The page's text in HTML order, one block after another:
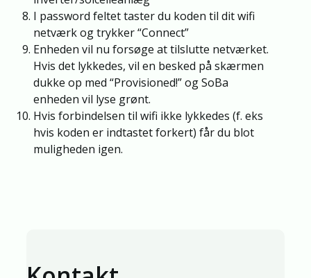
I password feltet taster du koden til dit wifi
netværk og trykker “Connect”
Enheden vil nu forsøge at tilslutte netværket.
Hvis det lykkedes, vil en besked på skærmen
dukke op med “Provisioned!” og SoBa
enheden vil lyse grønt.
Hvis forbindelsen til wifi ikke lykkedes (f. eks
hvis koden er indtastet forkert) får du blot
muligheden igen.